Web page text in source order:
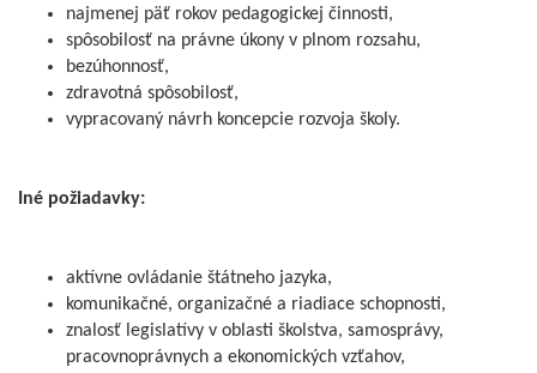
najmenej päť rokov pedagogickej činnosti,
spôsobilosť na právne úkony v plnom rozsahu,
bezúhonnosť,
zdravotná spôsobilosť,
vypracovaný návrh koncepcie rozvoja školy.
Iné požiadavky:
aktívne ovládanie štátneho jazyka,
komunikačné, organizačné a riadiace schopnosti,
znalosť legislatívy v oblasti školstva, samosprávy,
pracovnoprávnych a ekonomických vzťahov,